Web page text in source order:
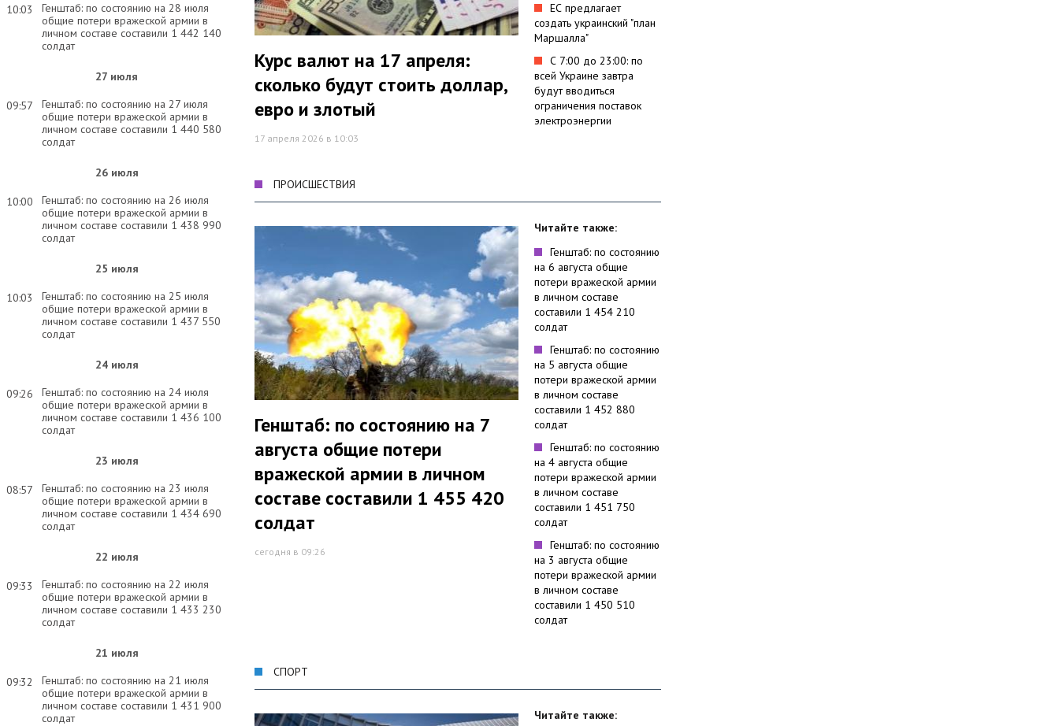
10:03
Генштаб: по состоянию на 28 июля
общие потери вражеской армии в
личном составе составили 1 442 140
солдат
27 июля
09:57
Генштаб: по состоянию на 27 июля
общие потери вражеской армии в
личном составе составили 1 440 580
солдат
26 июля
10:00
Генштаб: по состоянию на 26 июля
общие потери вражеской армии в
личном составе составили 1 438 990
солдат
25 июля
10:03
Генштаб: по состоянию на 25 июля
общие потери вражеской армии в
личном составе составили 1 437 550
солдат
24 июля
09:26
Генштаб: по состоянию на 24 июля
общие потери вражеской армии в
личном составе составили 1 436 100
солдат
23 июля
08:57
Генштаб: по состоянию на 23 июля
общие потери вражеской армии в
личном составе составили 1 434 690
солдат
22 июля
09:33
Генштаб: по состоянию на 22 июля
общие потери вражеской армии в
личном составе составили 1 433 230
солдат
21 июля
09:32
Генштаб: по состоянию на 21 июля
общие потери вражеской армии в
личном составе составили 1 431 900
солдат
Курс валют на 17 апреля:
сколько будут стоить доллар,
евро и злотый
17 апреля 2026 в 10:03
ЕС предлагает
создать украинский "план
Маршалла"
С 7:00 до 23:00: по
всей Украине завтра
будут вводиться
ограничения поставок
электроэнергии
ПРОИСШЕСТВИЯ
Генштаб: по состоянию на 7
августа общие потери
вражеской армии в личном
составе составили 1 455 420
солдат
сегодня в 09:26
Читайте также:
Генштаб: по состоянию
на 6 августа общие
потери вражеской армии
в личном составе
составили 1 454 210
солдат
Генштаб: по состоянию
на 5 августа общие
потери вражеской армии
в личном составе
составили 1 452 880
солдат
Генштаб: по состоянию
на 4 августа общие
потери вражеской армии
в личном составе
составили 1 451 750
солдат
Генштаб: по состоянию
на 3 августа общие
потери вражеской армии
в личном составе
составили 1 450 510
солдат
СПОРТ
Читайте также: